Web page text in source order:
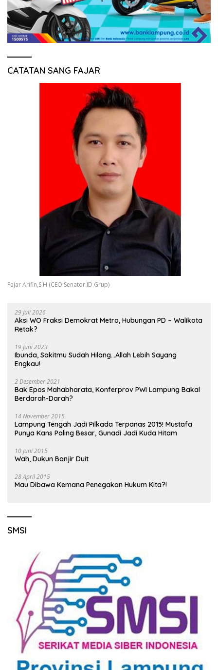
CATATAN SANG FAJAR
Fajar Arifin,S.H (CEO Senator.ID Grup)
29 Juli 2026
Aksi WO Fraksi Demokrat Metro, Hubungan PD – Walikota
Retak?
19 Juni 2023
Ibunda, Sakitmu Sudah Hilang…Allah Lebih Sayang
Engkau!
2 Desember 2021
Bak Epos Mahabharata, Konferprov PWI Lampung Bakal
Berdarah-Darah?
14 November 2015
Lampung Tengah Jadi Pilkada Terpanas 2015! Mustafa
Punya Kans Paling Besar, Gunadi Jadi Kuda Hitam
10 Juni 2015
Wah, Dukun Banjir Duit
28 April 2015
Mau Dibawa Kemana Penegakan Hukum Kita?!
SMSI